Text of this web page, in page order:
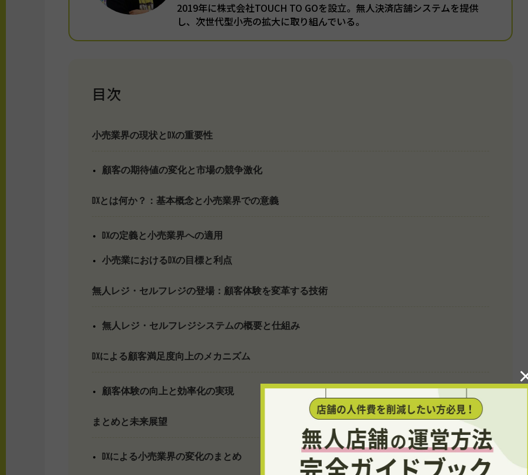
2019年に株式会社TOUCH TO GOを設立。無人決済店舗システムを提供
し、次世代型小売の拡大に取り組んでいる。
目次
小売業界の現状とDXの重要性
顧客の期待値の変化と市場の競争激化
DXとは何か？：基本概念と小売業界での意義
DXの定義と小売業界への適用
小売業におけるDXの目標と利点
無人レジ・セルフレジの登場：顧客体験を変革する技術
無人レジ・セルフレジシステムの概要と仕組み
DXによる顧客満足度向上のメカニズム
顧客体験の向上と効率化の実現
まとめと未来展望
DXによる小売業界の変化のまとめ